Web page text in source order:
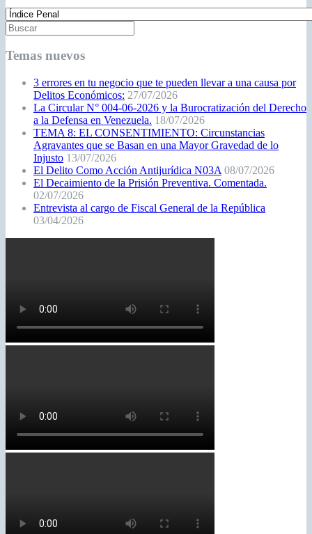
Temas nuevos
3 errores en tu negocio que te pueden llevar a una causa por
Delitos Económicos: 27/07/2026
La Circular N° 004-06-2026 y la Burocratización del Derecho
a la Defensa en Venezuela. 18/07/2026
TEMA 8: EL CONSENTIMIENTO: Circunstancias
Agravantes que se Basan en una Mayor Gravedad de lo
Injusto 13/07/2026
El Delito Como Acción Antijurídica N03A 08/07/2026
El Decaimiento de la Prisión Preventiva. Comentada.
02/07/2026
Entrevista al cargo de Fiscal General de la República
03/04/2026